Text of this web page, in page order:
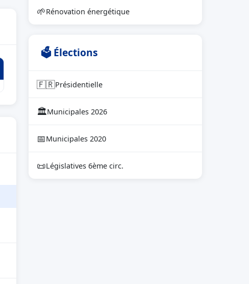
🌱Rénovation énergétique
🗳 Élections
🇫🇷Présidentielle
🏛Municipales 2026
📅Municipales 2020
📜Législatives 6ème circ.